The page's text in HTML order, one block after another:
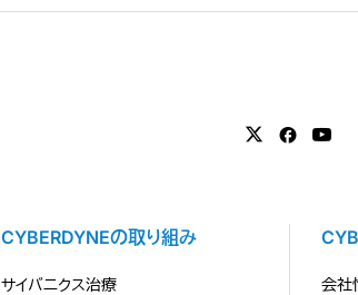
CYBERDYNEの取り組み
サイバニクス治療
会社